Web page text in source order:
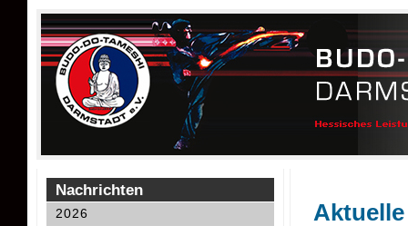
Nachrichten
2026